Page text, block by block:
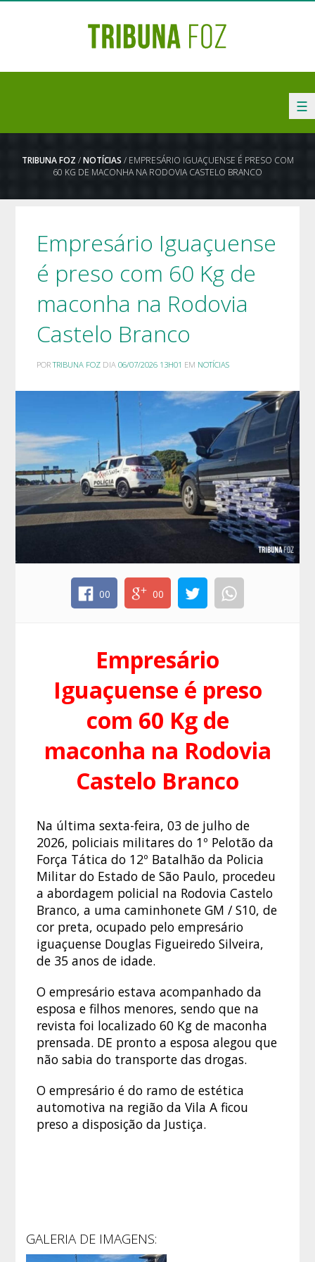
☰
TRIBUNA FOZ /NOTÍCIAS / EMPRESÁRIO IGUAÇUENSE É PRESO COM
60 KG DE MACONHA NA RODOVIA CASTELO BRANCO
Empresário Iguaçuense
é preso com 60 Kg de
maconha na Rodovia
Castelo Branco
PORTRIBUNA FOZ DIA06/07/2026 13H01 EM NOTÍCIAS
00 00
Empresário
Iguaçuense é preso
com 60 Kg de
maconha na Rodovia
Castelo Branco
Na última sexta-feira, 03 de julho de
2026, policiais militares do 1º Pelotão da
Força Tática do 12º Batalhão da Policia
Militar do Estado de São Paulo, procedeu
a abordagem policial na Rodovia Castelo
Branco, a uma caminhonete GM / S10, de
cor preta, ocupado pelo empresário
iguaçuense Douglas Figueiredo Silveira,
de 35 anos de idade.
O empresário estava acompanhado da
esposa e filhos menores, sendo que na
revista foi localizado 60 Kg de maconha
prensada. DE pronto a esposa alegou que
não sabia do transporte das drogas.
O empresário é do ramo de estética
automotiva na região da Vila A ficou
preso a disposição da Justiça.
GALERIA DE IMAGENS: